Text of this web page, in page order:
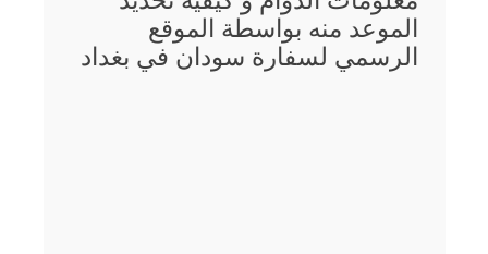
الموعد منه بواسطة الموقع
الرسمي لسفارة سودان في بغداد